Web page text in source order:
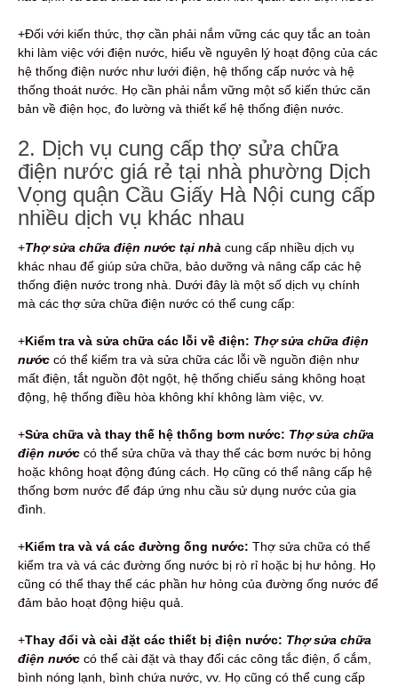
+Đối với kiến thức, thợ cần phải nắm vững các quy tắc an toàn
khi làm việc với điện nước, hiểu về nguyên lý hoạt động của các
hệ thống điện nước như lưới điện, hệ thống cấp nước và hệ
thống thoát nước. Họ cần phải nắm vững một số kiến thức căn
bản về điện học, đo lường và thiết kế hệ thống điện nước.
2. Dịch vụ cung cấp thợ sửa chữa
điện nước giá rẻ tại nhà phường Dịch
Vọng quận Cầu Giấy Hà Nội cung cấp
nhiều dịch vụ khác nhau
+Thợ sửa chữa điện nước tại nhà cung cấp nhiều dịch vụ
khác nhau để giúp sửa chữa, bảo dưỡng và nâng cấp các hệ
thống điện nước trong nhà. Dưới đây là một số dịch vụ chính
mà các thợ sửa chữa điện nước có thể cung cấp:
+Kiểm tra và sửa chữa các lỗi về điện: Thợ sửa chữa điện
nước có thể kiểm tra và sửa chữa các lỗi về nguồn điện như
mất điện, tắt nguồn đột ngột, hệ thống chiếu sáng không hoạt
động, hệ thống điều hòa không khí không làm việc, vv.
+Sửa chữa và thay thế hệ thống bơm nước: Thợ sửa chữa
điện nước có thể sửa chữa và thay thế các bơm nước bị hỏng
hoặc không hoạt động đúng cách. Họ cũng có thể nâng cấp hệ
thống bơm nước để đáp ứng nhu cầu sử dụng nước của gia
đình.
+Kiểm tra và vá các đường ống nước: Thợ sửa chữa có thể
kiểm tra và vá các đường ống nước bị rò rỉ hoặc bị hư hỏng. Họ
cũng có thể thay thế các phần hư hỏng của đường ống nước để
đảm bảo hoạt động hiệu quả.
+Thay đổi và cài đặt các thiết bị điện nước: Thợ sửa chữa
điện nước có thể cài đặt và thay đổi các công tắc điện, ổ cắm,
bình nóng lạnh, bình chứa nước, vv. Họ cũng có thể cung cấp